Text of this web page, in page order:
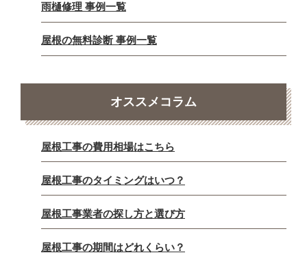
雨樋修理 事例一覧
屋根の無料診断 事例一覧
オススメコラム
屋根工事の費用相場はこちら
屋根工事のタイミングはいつ？
屋根工事業者の探し方と選び方
屋根工事の期間はどれくらい？